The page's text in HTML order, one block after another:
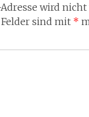
wird
sind mit *